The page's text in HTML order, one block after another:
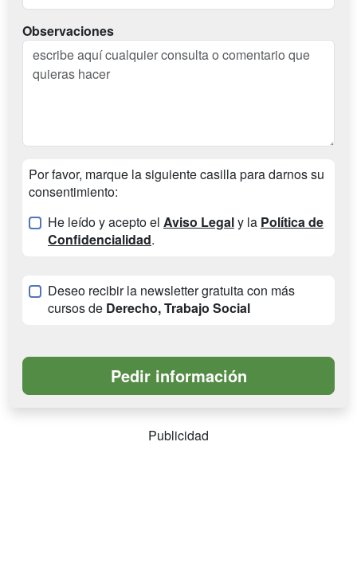
Observaciones
Por favor, marque la siguiente casilla para darnos su
consentimiento:
He leído y acepto el Aviso Legaly la Política de
Confidencialidad.
Deseo recibir la newsletter gratuita con más
cursos de Derecho, Trabajo Social
Publicidad